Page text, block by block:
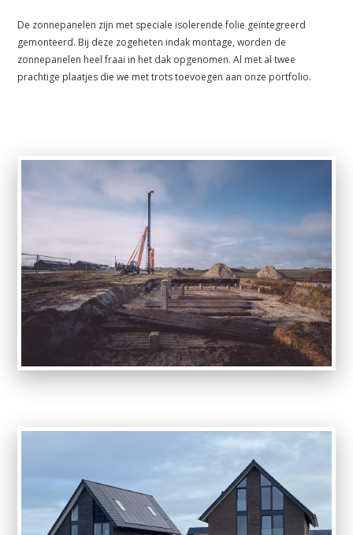
De zonnepanelen zijn met speciale isolerende folie geïntegreerd
gemonteerd. Bij deze zogeheten indak montage, worden de
zonnepanelen heel fraai in het dak opgenomen. Al met al twee
prachtige plaatjes die we met trots toevoegen aan onze portfolio.